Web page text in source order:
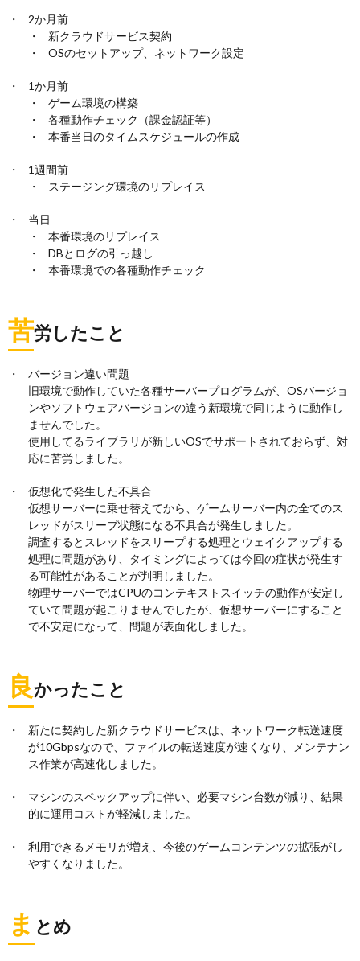
2か月前
新クラウドサービス契約
OSのセットアップ、ネットワーク設定
1か月前
ゲーム環境の構築
各種動作チェック（課金認証等）
本番当日のタイムスケジュールの作成
1週間前
ステージング環境のリプレイス
当日
本番環境のリプレイス
DBとログの引っ越し
本番環境での各種動作チェック
苦労したこと
バージョン違い問題
旧環境で動作していた各種サーバープログラムが、OSバージョ
ンやソフトウェアバージョンの違う新環境で同じように動作し
ませんでした。
使用してるライブラリが新しいOSでサポートされておらず、対
応に苦労しました。
仮想化で発生した不具合
仮想サーバーに乗せ替えてから、ゲームサーバー内の全てのス
レッドがスリープ状態になる不具合が発生しました。
調査するとスレッドをスリープする処理とウェイクアップする
処理に問題があり、タイミングによっては今回の症状が発生す
る可能性があることが判明しました。
物理サーバーではCPUのコンテキストスイッチの動作が安定し
ていて問題が起こりませんでしたが、仮想サーバーにすること
で不安定になって、問題が表面化しました。
良かったこと
新たに契約した新クラウドサービスは、ネットワーク転送速度
が10Gbpsなので、ファイルの転送速度が速くなり、メンテナン
ス作業が高速化しました。
マシンのスペックアップに伴い、必要マシン台数が減り、結果
的に運用コストが軽減しました。
利用できるメモリが増え、今後のゲームコンテンツの拡張がし
やすくなりました。
ま とめ